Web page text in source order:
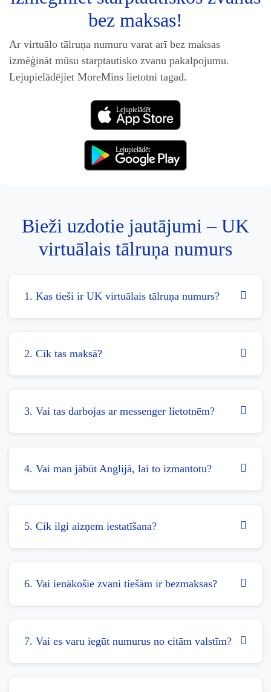
bez maksas!
Ar virtuālo tālruņa numuru varat arī bez maksas
izmēģināt mūsu starptautisko zvanu pakalpojumu.
Lejupielādējiet MoreMins lietotni tagad.
Lejupielādēt
Lejupielādēt
Bieži uzdotie jautājumi – UK
virtuālais tālruņa numurs
1. Kas tieši ir UK virtuālais tālruņa numurs?
2. Cik tas maksā?
3. Vai tas darbojas ar messenger lietotnēm?
4. Vai man jābūt Anglijā, lai to izmantotu?
5. Cik ilgi aizņem iestatīšana?
6. Vai ienākošie zvani tiešām ir bezmaksas?
7. Vai es varu iegūt numurus no citām valstīm?